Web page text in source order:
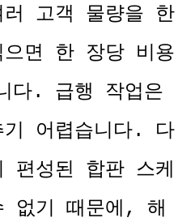
고객 물량을 한
면 한 장당 비용
다. 급행 작업은
어렵습니다. 다
편성된 합판 스케
없기 때문에, 해